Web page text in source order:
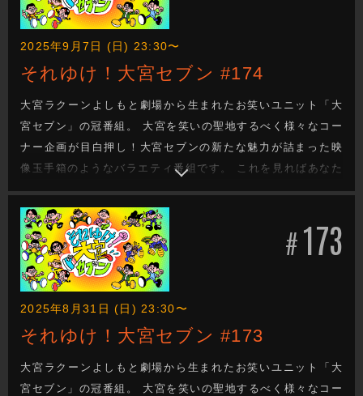
2025年9月7日 (日) 23:30〜
それゆけ！大宮セブン #174
大宮ラクーンよしもと劇場から生まれたお笑いユニット「大
宮セブン」の冠番組。 大宮を笑いの聖地するべく様々なコー
ナー企画が目白押し！大宮セブンの新たな魅力が詰まった映
像玉手箱のようなバラエティ番組です。 これを見ればあなた
も大宮セブンの沼に嵌ります。新たな企画もお楽しみに！
#173
2025年8月31日 (日) 23:30〜
それゆけ！大宮セブン #173
大宮ラクーンよしもと劇場から生まれたお笑いユニット「大
宮セブン」の冠番組。 大宮を笑いの聖地するべく様々なコー